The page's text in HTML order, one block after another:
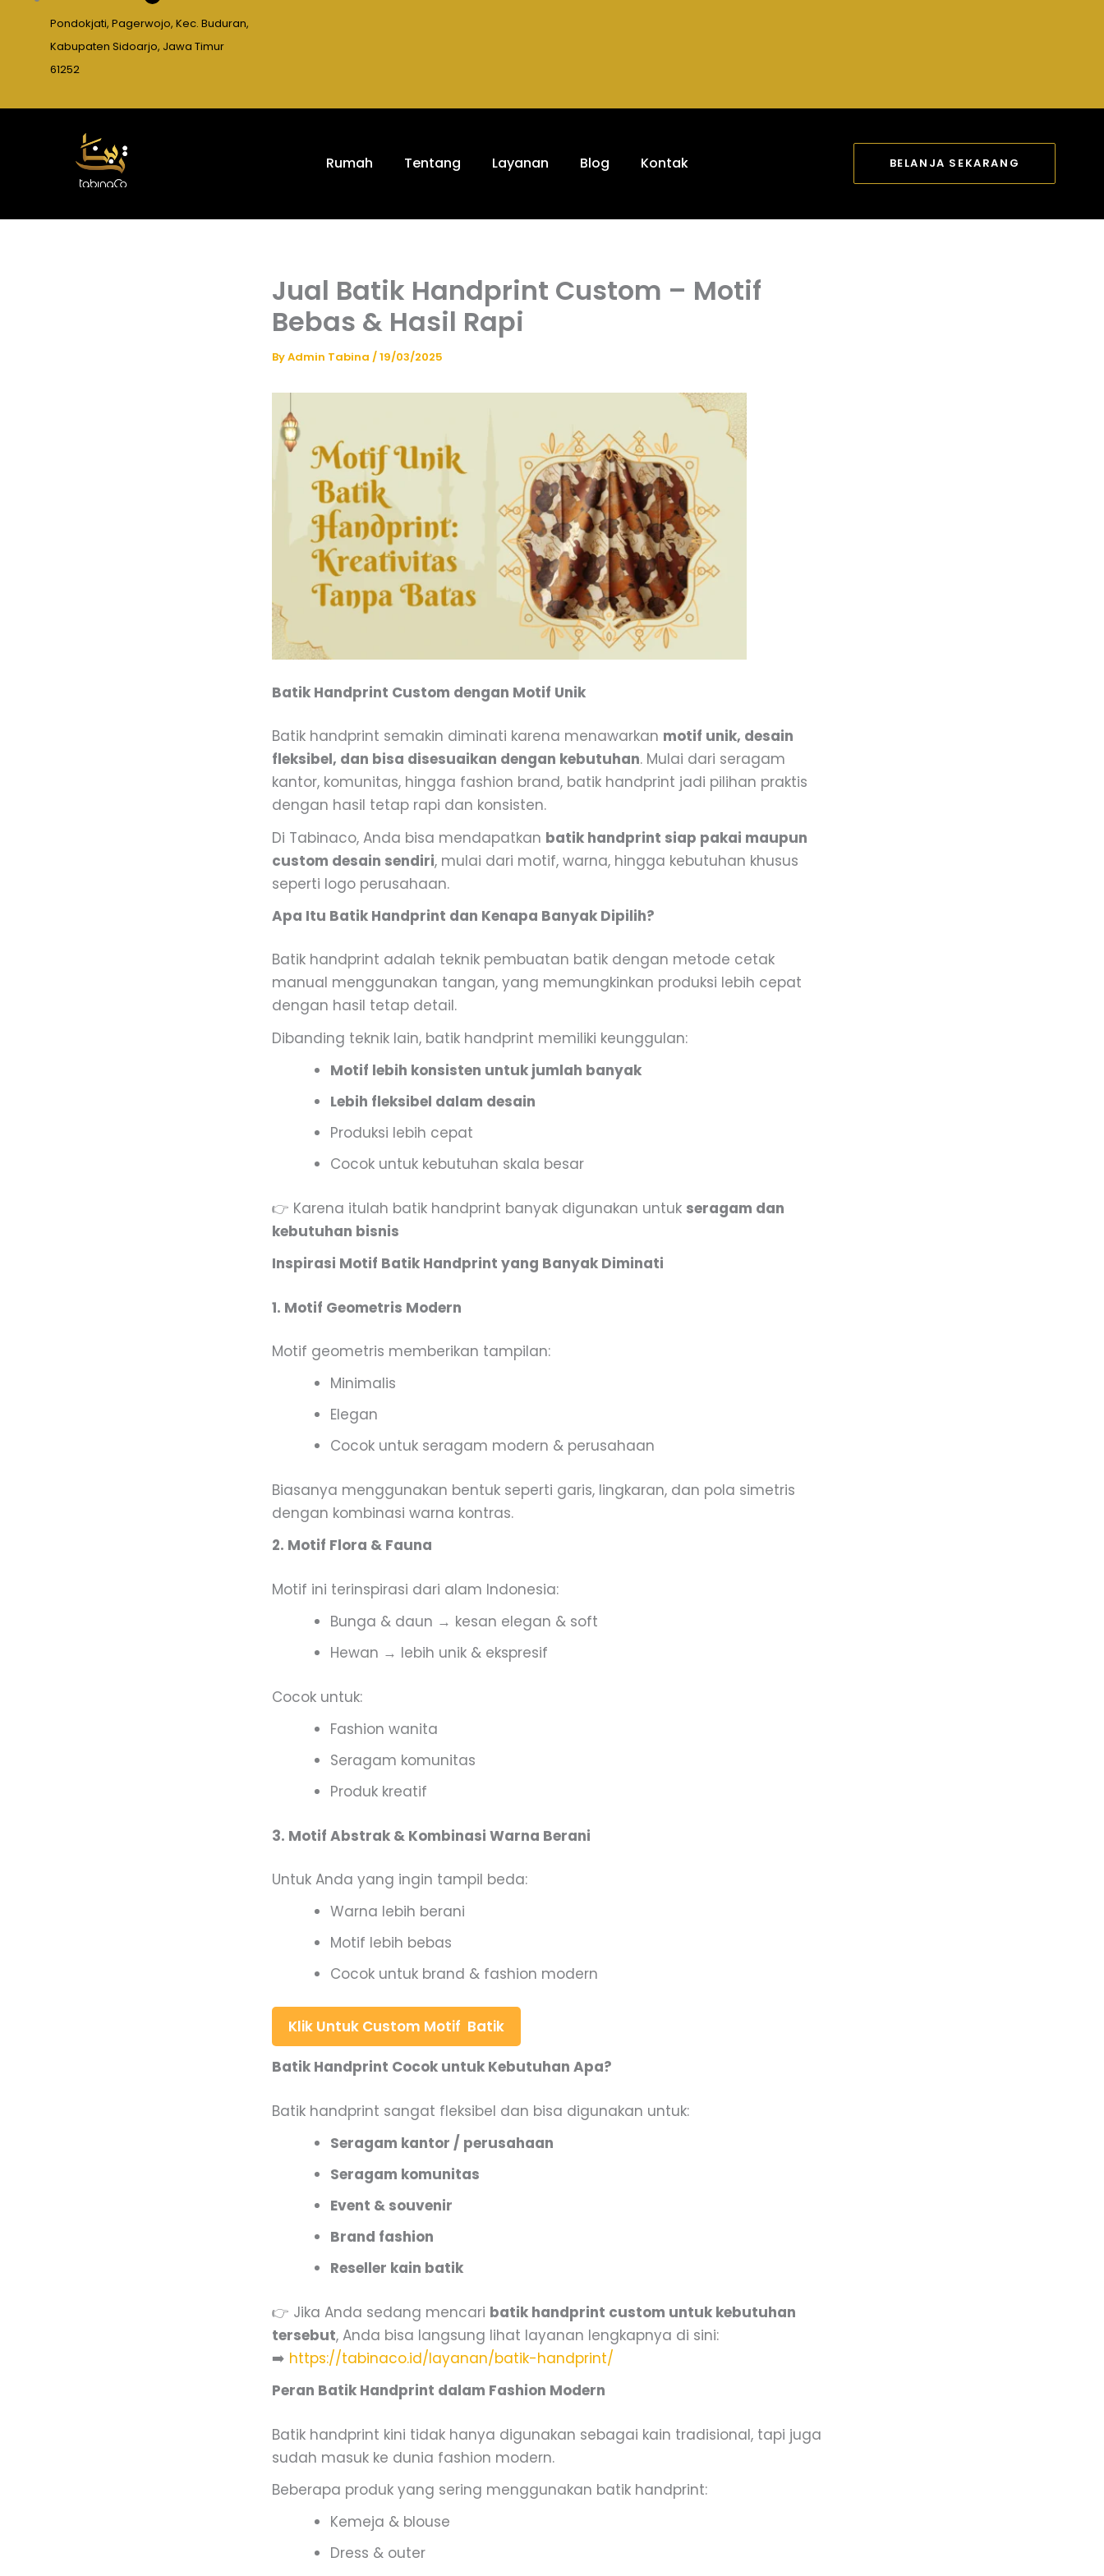
Pondokjati, Pagerwojo, Kec. Buduran,
Kabupaten Sidoarjo, Jawa Timur
61252
Rumah Tentang Layanan Blog Kontak BELANJA SEKARANG
Jual Batik Handprint Custom – Motif
Bebas & Hasil Rapi
ByAdmin Tabina /19/03/2025
Batik Handprint Custom dengan Motif Unik
Batik handprint semakin diminati karena menawarkan motif unik, desain
fleksibel, dan bisa disesuaikan dengan kebutuhan. Mulai dari seragam
kantor, komunitas, hingga fashion brand, batik handprint jadi pilihan praktis
dengan hasil tetap rapi dan konsisten.
Di Tabinaco, Anda bisa mendapatkan batik handprint siap pakai maupun
custom desain sendiri, mulai dari motif, warna, hingga kebutuhan khusus
seperti logo perusahaan.
Apa Itu Batik Handprint dan Kenapa Banyak Dipilih?
Batik handprint adalah teknik pembuatan batik dengan metode cetak
manual menggunakan tangan, yang memungkinkan produksi lebih cepat
dengan hasil tetap detail.
Dibanding teknik lain, batik handprint memiliki keunggulan:
Motif lebih konsisten untuk jumlah banyak
Lebih fleksibel dalam desain
Produksi lebih cepat
Cocok untuk kebutuhan skala besar
👉 Karena itulah batik handprint banyak digunakan untuk seragam dan
kebutuhan bisnis
Inspirasi Motif Batik Handprint yang Banyak Diminati
1. Motif Geometris Modern
Motif geometris memberikan tampilan:
Minimalis
Elegan
Cocok untuk seragam modern & perusahaan
Biasanya menggunakan bentuk seperti garis, lingkaran, dan pola simetris
dengan kombinasi warna kontras.
2. Motif Flora & Fauna
Motif ini terinspirasi dari alam Indonesia:
Bunga & daun → kesan elegan & soft
Hewan → lebih unik & ekspresif
Cocok untuk:
Fashion wanita
Seragam komunitas
Produk kreatif
3. Motif Abstrak & Kombinasi Warna Berani
Untuk Anda yang ingin tampil beda:
Warna lebih berani
Motif lebih bebas
Cocok untuk brand & fashion modern
Klik Untuk Custom Motif Batik
Batik Handprint Cocok untuk Kebutuhan Apa?
Batik handprint sangat fleksibel dan bisa digunakan untuk:
Seragam kantor / perusahaan
Seragam komunitas
Event & souvenir
Brand fashion
Reseller kain batik
👉 Jika Anda sedang mencari batik handprint custom untuk kebutuhan
tersebut, Anda bisa langsung lihat layanan lengkapnya di sini:
➡️ https://tabinaco.id/layanan/batik-handprint/
Peran Batik Handprint dalam Fashion Modern
Batik handprint kini tidak hanya digunakan sebagai kain tradisional, tapi juga
sudah masuk ke dunia fashion modern.
Beberapa produk yang sering menggunakan batik handprint:
Kemeja & blouse
Dress & outer